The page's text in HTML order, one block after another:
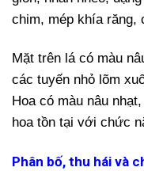
chim, mép khía răng,
Mặt trên lá có màu
các tuyến nhỏ lõm
Hoa có màu nâu
hoa tồn tại với chức
Phân bố, thu hái và